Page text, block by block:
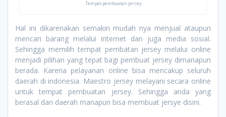
Tempat pembuatan jersey
Hal ini dikarenakan semakin mudah nya menjual ataupun
mencari barang melalui internet dan juga media sosial.
Sehingga memilih tempat pembatan jersey melalui online
menjadi pilihan yang tepat bagi pembuat jersey dimanapun
berada. Karena pelayanan online bisa mencakup seluruh
daerah di indonesia. Maestro jersey melayani secara online
untuk tempat pembuatan jersey. Sehingga anda yang
berasal dari daerah manapun bisa membuat jersye disini.